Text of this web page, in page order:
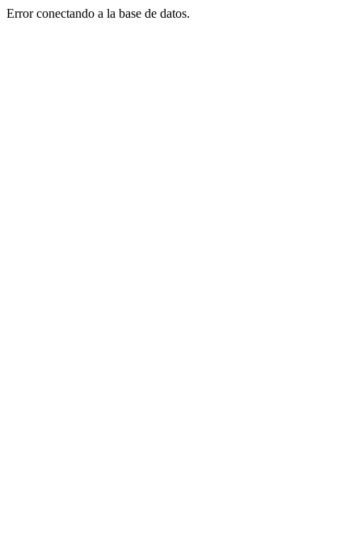
Error conectando a la base de datos.